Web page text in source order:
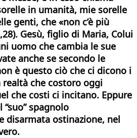
in umanità, mie sorelle
genti, che «non c’è più
Gesù, figlio di Maria, Colui
uomo che cambia le sue
anche se secondo le
è questo ciò che ci dicono i
che costoro oggi
che costi ci incitano. Eppure
spagnolo
disarmata ostinazione, nel